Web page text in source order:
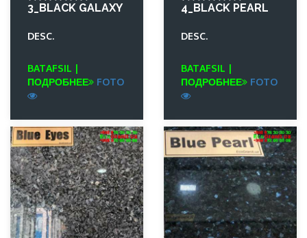
3_BLACK GALAXY
DESC.
BATAFSIL |
ПОДРОБНЕЕ
FOTO
4_BLACK PEARL
DESC.
BATAFSIL |
ПОДРОБНЕЕ
FOTO